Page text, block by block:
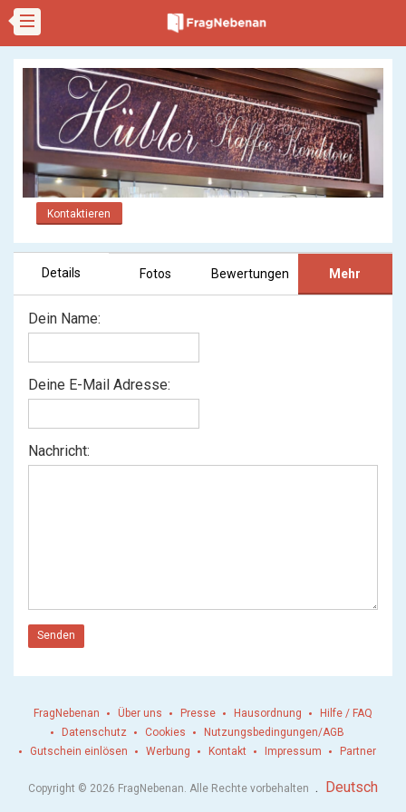
Kontaktieren
Details Fotos Bewertungen Mehr
Dein Name:
Deine E-Mail Adresse:
Nachricht:
Senden
FragNebenan Über uns Presse Hausordnung
Hilfe / FAQ
Datenschutz
Cookies
Nutzungsbedingungen/AGB
Gutschein einlösen
Werbung Kontakt Impressum Partner
Copyright © 2026 FragNebenan. Alle Rechte vorbehalten . Deutsch